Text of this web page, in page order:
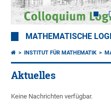
MATHEMATISCHE
INSTITUT FÜR MATHEMATIK
Aktuelles
Keine Nachrichten verfügbar.